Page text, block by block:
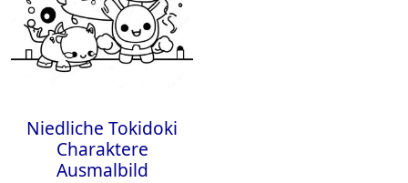
Niedliche Tokidoki
Charaktere
Ausmalbild